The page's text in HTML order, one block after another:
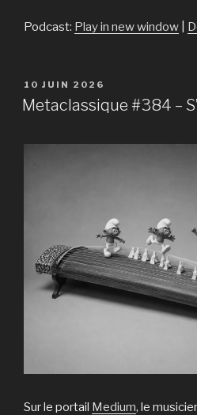
Podcast: Play in new window
PUBLIÉ
LE
10 JUIN 2026
Metaclassique #384 –
Sur le portail Medium, le